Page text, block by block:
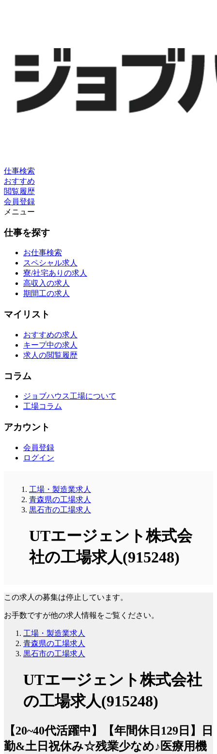
仕事検索
おすすめ
閲覧履歴
会員登録
メニュー
仕事を探す
お仕事検索
スペシャル求人
寮/社宅ありの求人
高収入の求人
期間工の求人
マイリスト
おすすめの求人
キープ中の求人
求人の閲覧履歴
コラム
ジョブハウス工場について
工場コラム
アカウント
会員登録
ログイン
工場・製造業求人
青森県の工場求人
黒石市の工場求人
UTエージェント株式会
社の工場求人(915248)
この求人の募集は停止しています。
お手数ですが他の求人情報をご覧ください。
工場・製造業求人
青森県の工場求人
黒石市の工場求人
UTエージェント株式会社
の工場求人(915248)
【20~40代活躍中】【年間休日129日】日
勤&土日祝休み☆残業少なめ♪医療用機